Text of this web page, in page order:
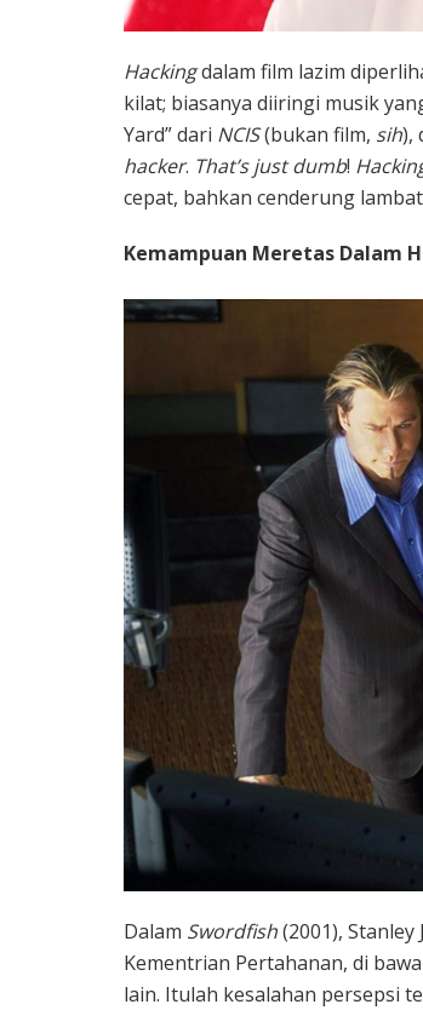
Hackingdalam film lazim
kilat; biasanya diiringi musik
Yard” dari NCIS(bukan film, sih),
hacker. That’s just dumb!
cepat, bahkan cenderung
Kemampuan Meretas Dalam
Dalam Swordfish(2001), Stanley
Kementrian Pertahanan, di
lain. Itulah kesalahan persepsi